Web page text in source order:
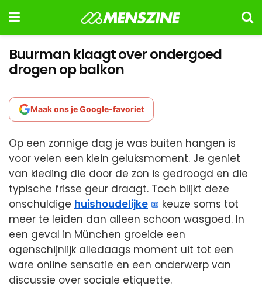
Buurman klaagt over ondergoed
drogen op balkon
Maak ons je Google-favoriet
Op een zonnige dag je was buiten hangen is
voor velen een klein geluksmoment. Je geniet
van kleding die door de zon is gedroogd en die
typische frisse geur draagt. Toch blijkt deze
onschuldige huishoudelijke
keuze soms tot
meer te leiden dan alleen schoon wasgoed. In
een geval in München groeide een
ogenschijnlijk alledaags moment uit tot een
ware online sensatie en een onderwerp van
discussie over sociale etiquette.